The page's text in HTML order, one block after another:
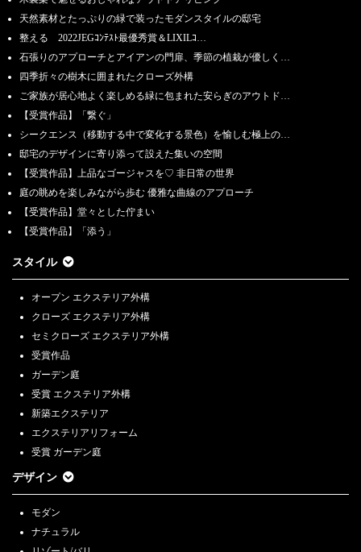
天然素材とたっぷりの緑で装ったモダンスタイルの邸宅
整える 2022JEGｺﾝﾃｽﾄ最優秀賞＆LIXILｺ…
石張りのアプローチとアイアンの門扉、季節の植栽が優しく…
四季折々の樹木に囲まれたクローズ外構
ご家族が居心地よく楽しめる緑に包まれた安らぎのアウトド…
【受賞作品】「繋ぐ」
シークエンス（移動する中で変化する景色）を愉しむ極上の…
邸宅のデザインに寄り添って設えた集いの空間
【受賞作品】上品なゴージャスを♡ 非日常の世界
庭の眺めを楽しみながら歩む 優雅な曲線のアプローチ
【受賞作品】堂々とした佇まい
【受賞作品】「添う」
スタイル
オープン エクステリア外構
クローズ エクステリア外構
セミクローズ エクステリア外構
受賞作品
ガーデン庭
受賞 エクステリア外構
新築エクステリア
エクステリアリフォーム
受賞 ガーデン庭
デザイン
モダン
ナチュラル